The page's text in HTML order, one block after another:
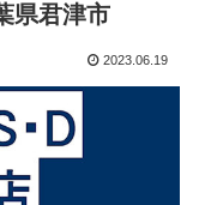
県君津市
2023.06.19